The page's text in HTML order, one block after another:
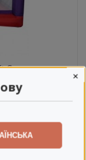
Space
×